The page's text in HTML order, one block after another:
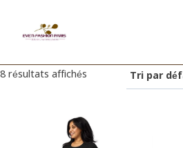
8 résultats affichés